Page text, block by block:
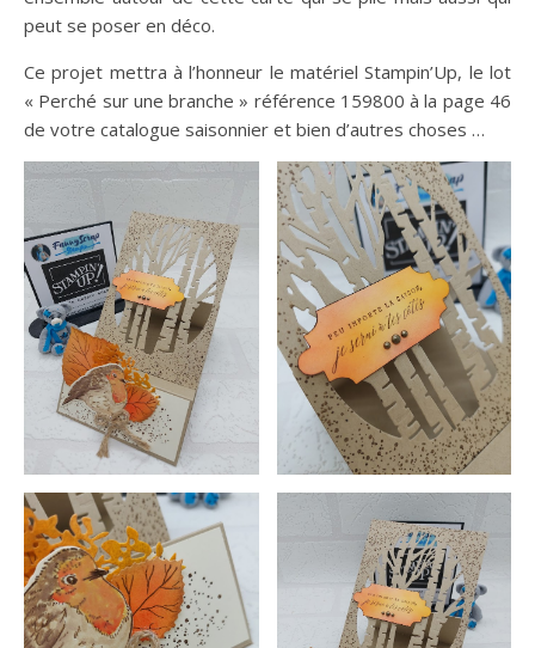
peut se poser en déco.
Ce projet mettra à l’honneur le matériel Stampin’Up, le lot
« Perché sur une branche » référence 159800 à la page 46
de votre catalogue saisonnier et bien d’autres choses …